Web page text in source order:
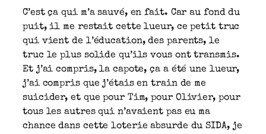
C’est ça qui m’a sauvé, en fait. Car au fond du
puit, il me restait cette lueur, ce petit truc
qui vient de l’éducation, des parents, le
truc le plus solide qu’ils vous ont transmis.
Et j’ai compris, la capote, ça a été une lueur,
j’ai compris que j’étais en train de me
suicider, et que pour Tim, pour Olivier, pour
tous les autres qui n’avaient pas eu ma
chance dans cette loterie absurde du SIDA, je